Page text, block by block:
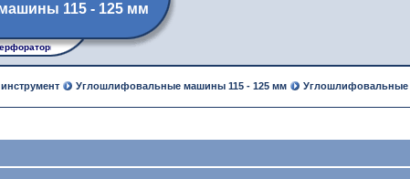
115 - 125 мм
рубанки, лобзики, углошлифовальные машины
Углошлифовальные машины 115 - 125 мм Углошлифовальные